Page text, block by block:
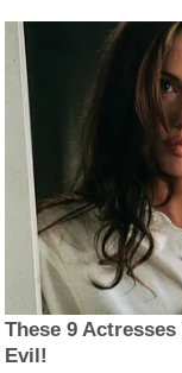
These 9
Evil!